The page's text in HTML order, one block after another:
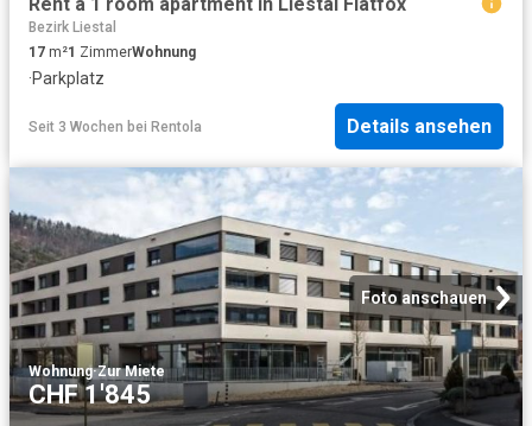
Bezirk Liestal
17 m²1 ZimmerWohnung
·Parkplatz
Seit 3 Wochen bei Rentola Details ansehen
Foto anschauen
Wohnung·Zur Miete
CHF 1'845